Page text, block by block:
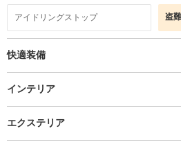
アイドリングストップ 盗
快適装備
インテリア
エクステリア